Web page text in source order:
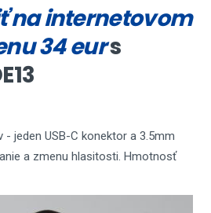
na internetovom
34 eurs
jeden USB-C konektor a 3.5mm
a zmenu hlasitosti. Hmotnosť